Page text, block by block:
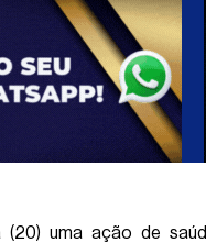
uma ação de